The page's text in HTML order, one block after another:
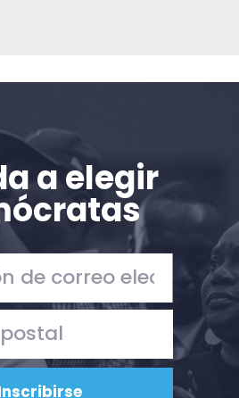
Inicio
Shop
the Courts
con nosotros
Pulse
Su fiesta
a elegir